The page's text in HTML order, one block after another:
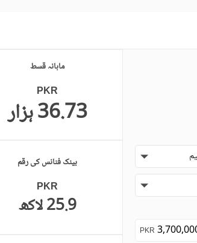
PKR
ماہانہ قسط
PKR
36.73 ہزار
بینک فنانس کی رقم
PKR
25.9 لاکھ